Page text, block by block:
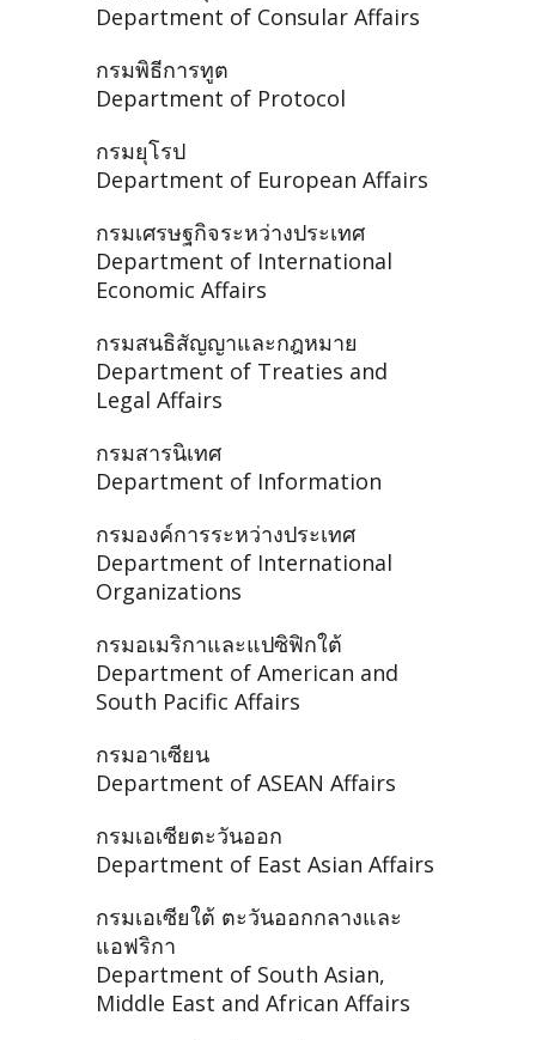
Department of Consular Affairs
กรมพิธีการทูต
Department of Protocol
กรมยุโรป
Department of European Affairs
กรมเศรษฐกิจระหว่างประเทศ
Department of International
Economic Affairs
กรมสนธิสัญญาและกฎหมาย
Department of Treaties and
Legal Affairs
กรมสารนิเทศ
Department of Information
กรมองค์การระหว่างประเทศ
Department of International
Organizations
กรมอเมริกาและแปซิฟิกใต้
Department of American and
South Pacific Affairs
กรมอาเซียน
Department of ASEAN Affairs
กรมเอเซียตะวันออก
Department of East Asian Affairs
กรมเอเซียใต้ ตะวันออกกลางและ
แอฟริกา
Department of South Asian,
Middle East and African Affairs